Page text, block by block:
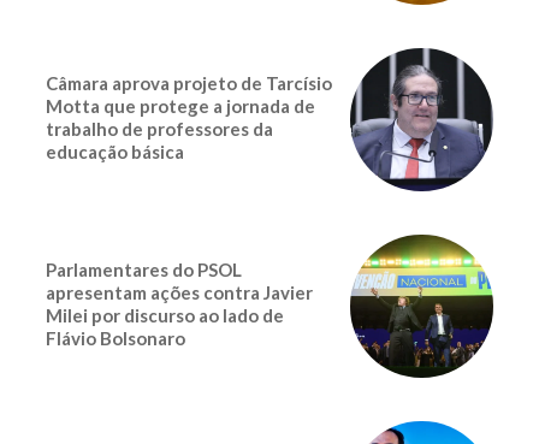
Câmara aprova projeto de Tarcísio
Motta que protege a jornada de
trabalho de professores da
educação básica
Parlamentares do PSOL
apresentam ações contra Javier
Milei por discurso ao lado de
Flávio Bolsonaro